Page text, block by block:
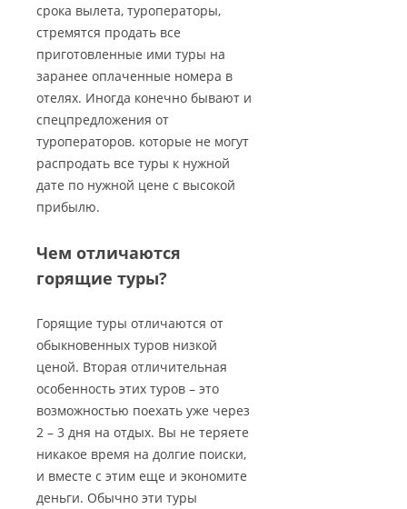
срока вылета, туроператоры,
стремятся продать все
приготовленные ими туры на
заранее оплаченные номера в
отелях. Иногда конечно бывают и
спецпредложения от
туроператоров. которые не могут
распродать все туры к нужной
дате по нужной цене с высокой
прибылю.
Чем отличаются
горящие туры?
Горящие туры отличаются от
обыкновенных туров низкой
ценой. Вторая отличительная
особенность этих туров – это
возможностью поехать уже через
2 – 3 дня на отдых. Вы не теряете
никакое время на долгие поиски,
и вместе с этим еще и экономите
деньги. Обычно эти туры